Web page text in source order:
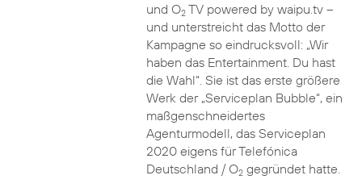
und O2TV powered by waipu.tv –
und unterstreicht das Motto der
Kampagne so eindrucksvoll: „Wir
haben das Entertainment. Du hast
die Wahl“. Sie ist das erste größere
Werk der „Serviceplan Bubble“, ein
maßgenschneidertes
Agenturmodell, das Serviceplan
2020 eigens für Telefónica
Deutschland / O2gegründet hatte.